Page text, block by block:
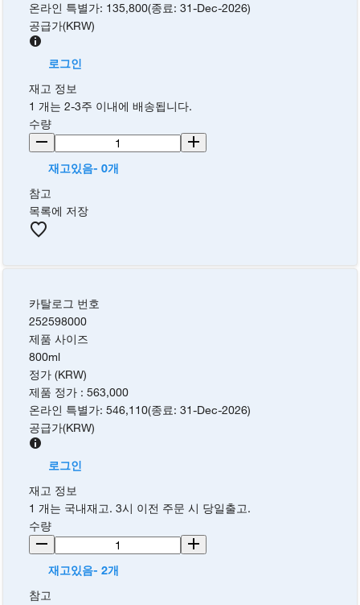
온라인 특별가: 135,800(종료:31-Dec-2026)
공급가(KRW)
로그인
재고 정보
1 개는 2-3주 이내에 배송됩니다.
수량
재고있음- 0개
참고
목록에 저장
카탈로그 번호
252598000
제품 사이즈
800ml
정가 (KRW)
제품 정가 :563,000
온라인 특별가:546,110(종료:31-Dec-2026)
공급가(KRW)
로그인
재고 정보
1 개는 국내재고. 3시 이전 주문 시 당일출고.
수량
재고있음- 2개
참고